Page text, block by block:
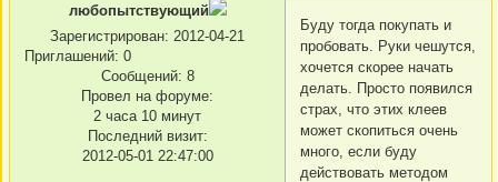
любопытствующий
Зарегистрирован: 2012-04-21
Приглашений: 0
Сообщений: 8
Провел на форуме:
2 часа 10 минут
Последний визит:
2012-05-01 22:47:00
Буду тогда покупать и
пробовать. Руки чешутся,
хочется скорее начать
делать. Просто появился
страх, что этих клеев
может скопиться очень
много, если буду
действовать методом